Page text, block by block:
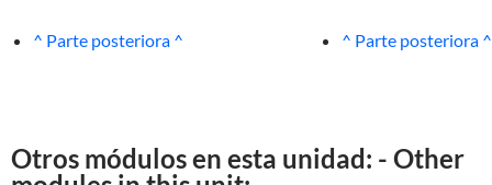
^ Parte posteriora ^ ^ Parte posteriora ^
Otros módulos en esta unidad: - Other